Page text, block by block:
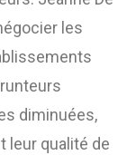
les
diminuées,
leur qualité de